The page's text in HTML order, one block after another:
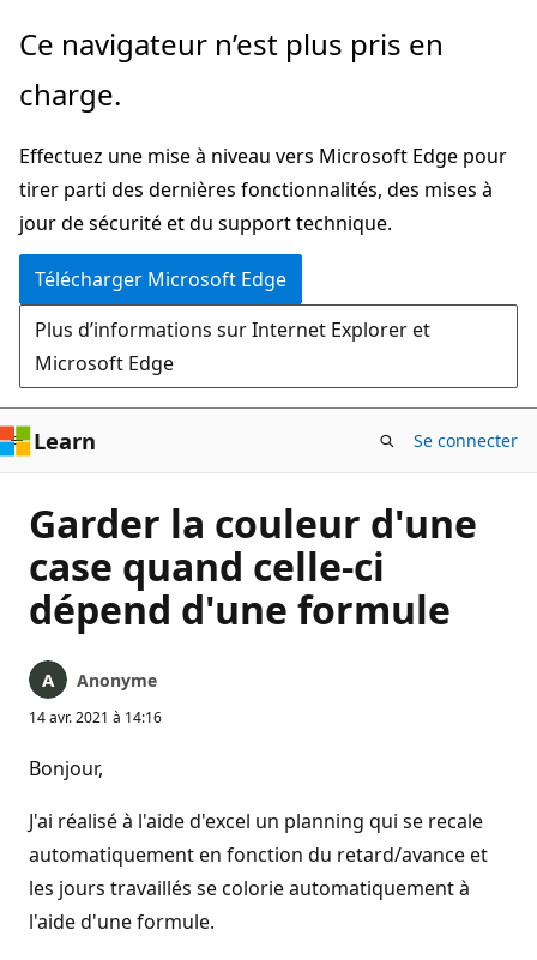
Passer
directement
au
principal
Ce navigateur n’est plus pris en
charge.
Effectuez une mise à niveau vers Microsoft Edge pour
tirer parti des dernières fonctionnalités, des mises à
jour de sécurité et du support technique.
Télécharger Microsoft Edge
Plus d’informations sur Internet Explorer et
Microsoft Edge
Learn Se connecter
Garder la couleur d'une
case quand celle-ci
dépend d'une formule
Anonyme
14 avr. 2021 à 14:16
Bonjour,
J'ai réalisé à l'aide d'excel un planning qui se recale
automatiquement en fonction du retard/avance et
les jours travaillés se colorie automatiquement à
l'aide d'une formule.